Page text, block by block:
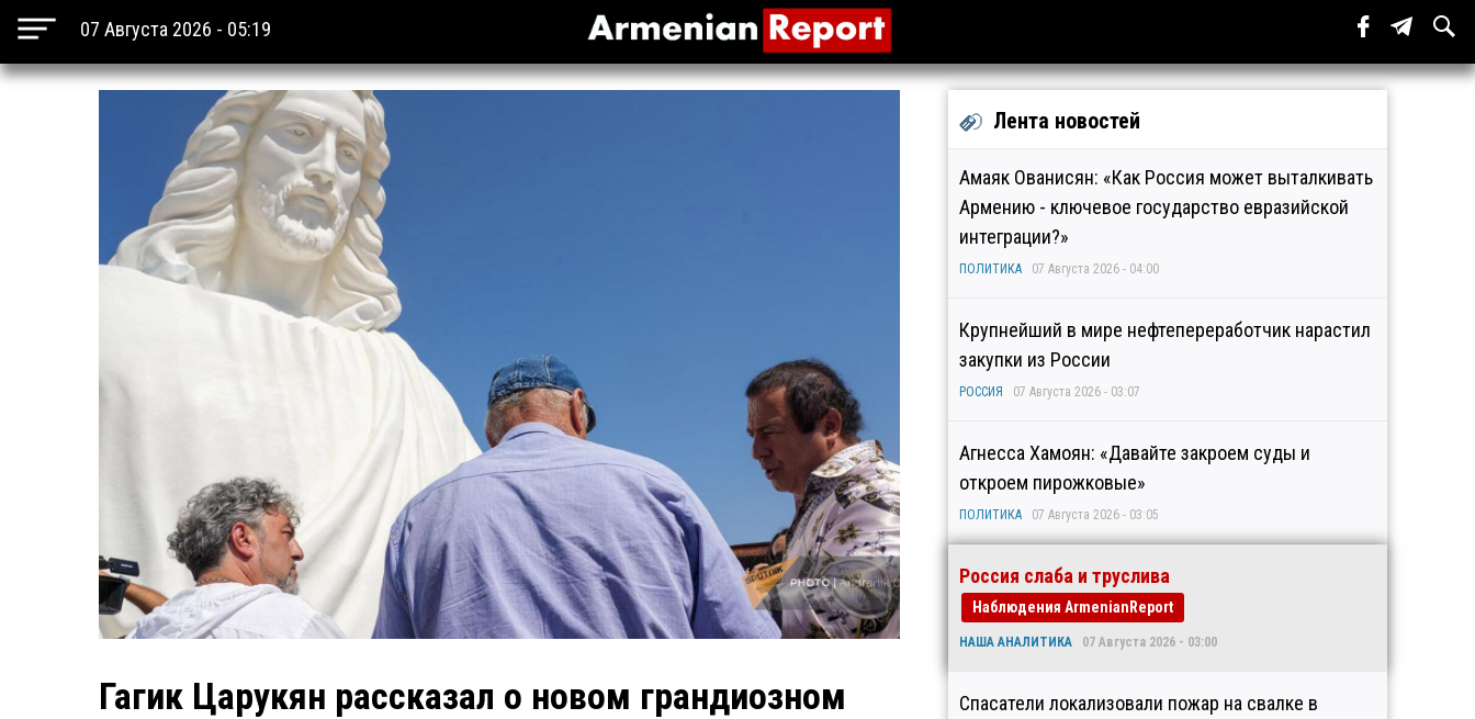
07 Августа 2026 - 05:19
Гагик Царукян рассказал о новом грандиозном
Лента новостей
Амаяк Ованисян: «Как Россия может выталкивать
Армению - ключевое государство евразийской
интеграции?»
ПОЛИТИКА 07 Августа 2026 - 04:00
Крупнейший в мире нефтепереработчик нарастил
закупки из России
РОССИЯ 07 Августа 2026 - 03:07
Агнесса Хамоян: «Давайте закроем суды и
откроем пирожковые»
ПОЛИТИКА 07 Августа 2026 - 03:05
Россия слаба и труслива
Наблюдения ArmenianReport
НАША АНАЛИТИКА 07 Августа 2026 - 03:00
Спасатели локализовали пожар на свалке в